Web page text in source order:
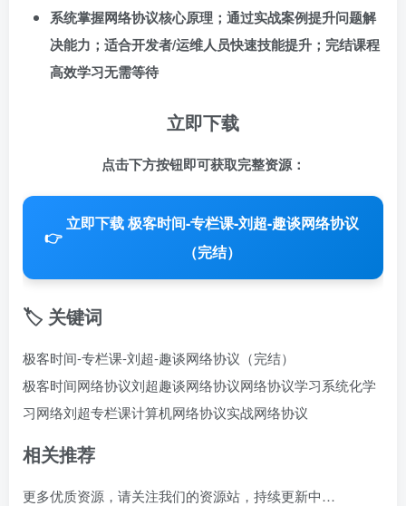
系统掌握网络协议核心原理；通过实战案例提升问题解
决能力；适合开发者/运维人员快速技能提升；完结课程
高效学习无需等待
立即下载
点击下方按钮即可获取完整资源：
👉
立即下载 极客时间-专栏课-刘超-趣谈网络协议
（完结）
🏷️ 关键词
极客时间-专栏课-刘超-趣谈网络协议（完结）
极客时间网络协议刘超趣谈网络协议网络协议学习系统化学
习网络刘超专栏课计算机网络协议实战网络协议
相关推荐
更多优质资源，请关注我们的资源站，持续更新中…